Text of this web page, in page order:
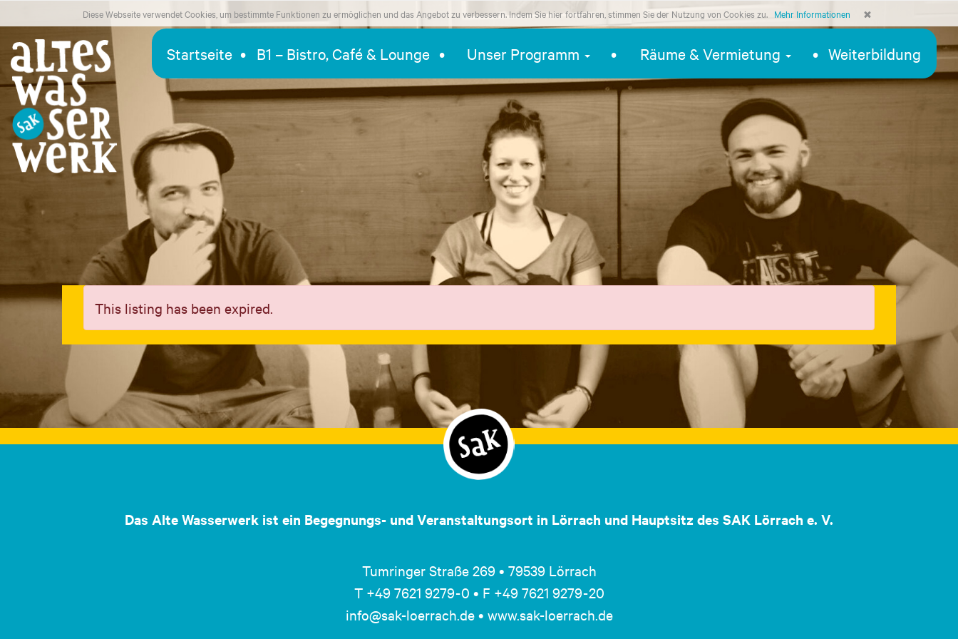
Startseite B1 – Bistro, Café & Lounge Unser Programm Räume & Vermietung Weiterbildung
This listing has been expired.
Das Alte Wasserwerk ist ein Begegnungs- und Veranstaltungsort in Lörrach und Hauptsitz des SAK Lörrach e. V.
Tumringer Straße 269 • 79539 Lörrach
T +49 7621 9279 - 0 • F +49 7621 9279 - 20
info@sak-loerrach.de • www.sak-loerrach.de
Diese Webseite verwendet Cookies, um bestimmte Funktionen zu ermöglichen und das Angebot zu verbessern. Indem Sie hier fortfahren, stimmen Sie der Nutzung von Cookies zu. Mehr Informationen